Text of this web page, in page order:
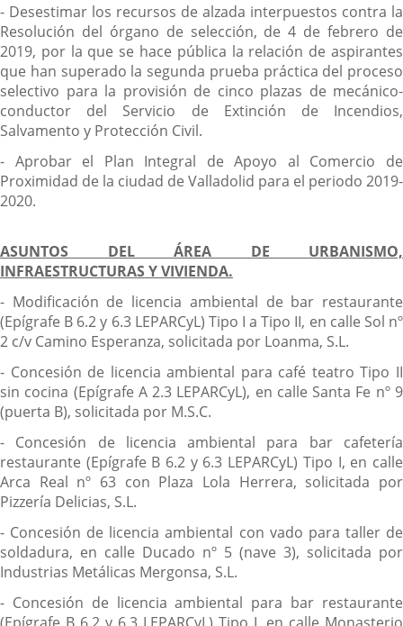
- Desestimar los recursos de alzada interpuestos contra la
Resolución del órgano de selección, de 4 de febrero de
2019, por la que se hace pública la relación de aspirantes
que han superado la segunda prueba práctica del proceso
selectivo para la provisión de cinco plazas de mecánico-
conductor del Servicio de Extinción de Incendios,
Salvamento y Protección Civil.
- Aprobar el Plan Integral de Apoyo al Comercio de
Proximidad de la ciudad de Valladolid para el periodo 2019-
2020.
ASUNTOS DEL ÁREA DE URBANISMO,
INFRAESTRUCTURAS Y VIVIENDA.
- Modificación de licencia ambiental de bar restaurante
(Epígrafe B 6.2 y 6.3 LEPARCyL) Tipo I a Tipo II, en calle Sol nº
2 c/v Camino Esperanza, solicitada por Loanma, S.L.
- Concesión de licencia ambiental para café teatro Tipo II
sin cocina (Epígrafe A 2.3 LEPARCyL), en calle Santa Fe nº 9
(puerta B), solicitada por M.S.C.
- Concesión de licencia ambiental para bar cafetería
restaurante (Epígrafe B 6.2 y 6.3 LEPARCyL) Tipo I, en calle
Arca Real nº 63 con Plaza Lola Herrera, solicitada por
Pizzería Delicias, S.L.
- Concesión de licencia ambiental con vado para taller de
soldadura, en calle Ducado nº 5 (nave 3), solicitada por
Industrias Metálicas Mergonsa, S.L.
- Concesión de licencia ambiental para bar restaurante